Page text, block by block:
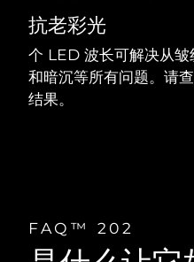
抗老彩光
个 LED 波长可解决从
和暗沉等所有问题。请
结果。
FAQ™ 202
Travel-
Firming body
ESPADA™
Acne
All acne
IRIS™ 2
All
KIWI™
Diamond
KIWI™ 皮
Advanced
LUNA™ 4
2-in-1 LED
Serum
For healthy
NEW
issa™
匈牙利
冰岛
以色列